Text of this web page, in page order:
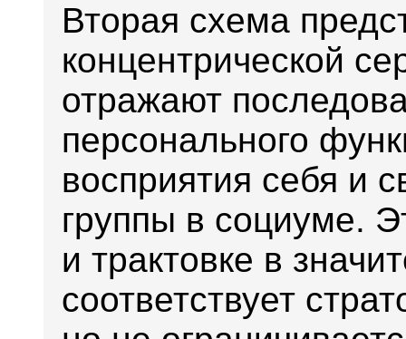
Вторая схема
концентрической
отражают
персонального
восприятия себя и
группы в социуме.
и трактовке в
соответствует